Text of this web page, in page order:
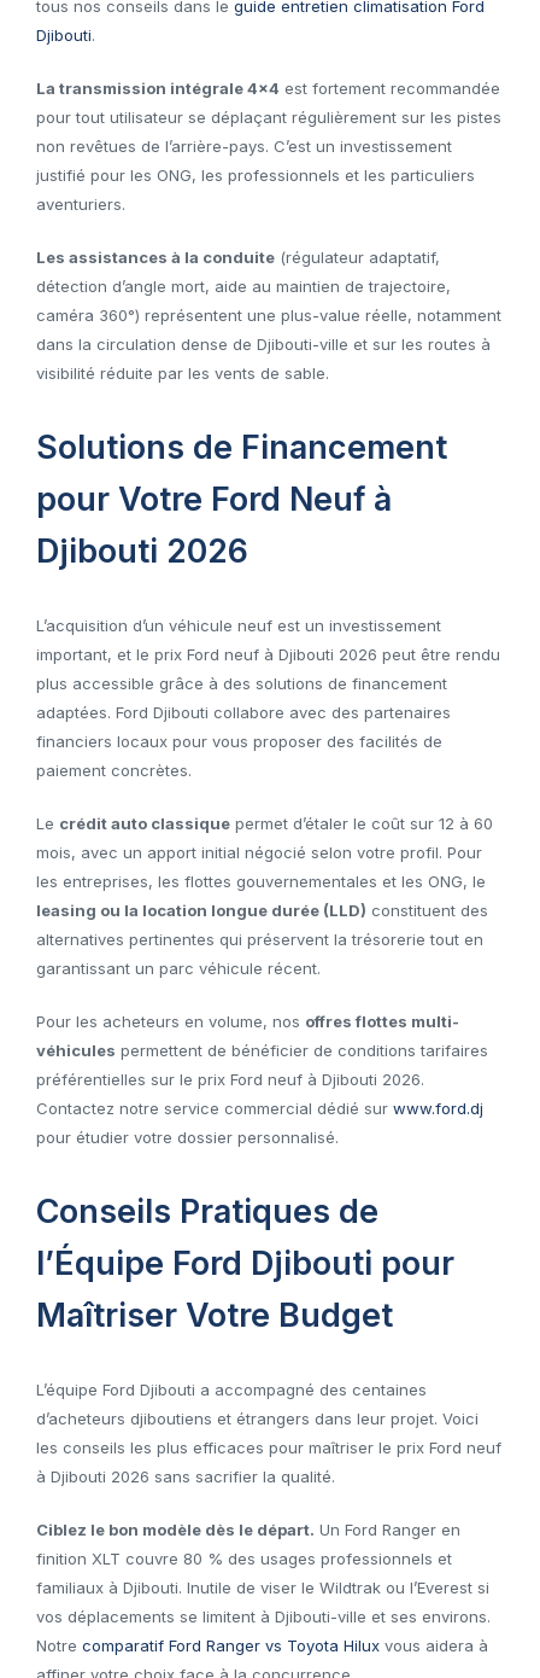
tous nos conseils dans le guide entretien climatisation Ford
Djibouti.
La transmission intégrale 4×4 est fortement recommandée
pour tout utilisateur se déplaçant régulièrement sur les pistes
non revêtues de l’arrière-pays. C’est un investissement
justifié pour les ONG, les professionnels et les particuliers
aventuriers.
Les assistances à la conduite (régulateur adaptatif,
détection d’angle mort, aide au maintien de trajectoire,
caméra 360°) représentent une plus-value réelle, notamment
dans la circulation dense de Djibouti-ville et sur les routes à
visibilité réduite par les vents de sable.
Solutions de Financement
pour Votre Ford Neuf à
Djibouti 2026
L’acquisition d’un véhicule neuf est un investissement
important, et le prix Ford neuf à Djibouti 2026 peut être rendu
plus accessible grâce à des solutions de financement
adaptées. Ford Djibouti collabore avec des partenaires
financiers locaux pour vous proposer des facilités de
paiement concrètes.
Le crédit auto classique permet d’étaler le coût sur 12 à 60
mois, avec un apport initial négocié selon votre profil. Pour
les entreprises, les flottes gouvernementales et les ONG, le
leasing ou la location longue durée (LLD) constituent des
alternatives pertinentes qui préservent la trésorerie tout en
garantissant un parc véhicule récent.
Pour les acheteurs en volume, nos offres flottes multi-
véhicules permettent de bénéficier de conditions tarifaires
préférentielles sur le prix Ford neuf à Djibouti 2026.
Contactez notre service commercial dédié sur www.ford.dj
pour étudier votre dossier personnalisé.
Conseils Pratiques de
l’Équipe Ford Djibouti pour
Maîtriser Votre Budget
L’équipe Ford Djibouti a accompagné des centaines
d’acheteurs djiboutiens et étrangers dans leur projet. Voici
les conseils les plus efficaces pour maîtriser le prix Ford neuf
à Djibouti 2026 sans sacrifier la qualité.
Ciblez le bon modèle dès le départ. Un Ford Ranger en
finition XLT couvre 80 % des usages professionnels et
familiaux à Djibouti. Inutile de viser le Wildtrak ou l’Everest si
vos déplacements se limitent à Djibouti-ville et ses environs.
Notre comparatif Ford Ranger vs Toyota Hilux vous aidera à